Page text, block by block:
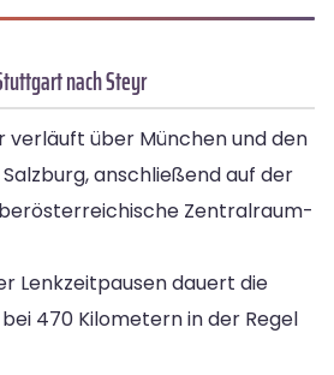
nach Steyr
verläuft über München und den
anschließend auf der
Zentralraum-
Lenkzeitpausen dauert die
470 Kilometern in der Regel